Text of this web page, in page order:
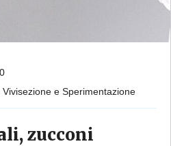
0
Vivisezione e Sperimentazione
zucconi